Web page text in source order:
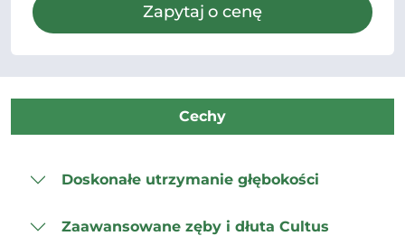
Zapytaj o cenę
Cechy
Doskonałe utrzymanie głębokości
Zaawansowane zęby i dłuta Cultus